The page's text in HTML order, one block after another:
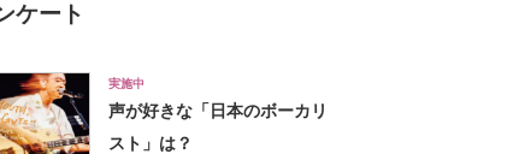
ケート
実施中
声が好きな「日本のボーカリ
スト」は？